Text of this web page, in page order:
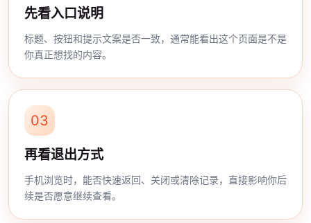
先看入口说明
标题、按钮和提示文案是否一致，通常能看出这个页面是不是
你真正想找的内容。
03
再看退出方式
手机浏览时，能否快速返回、关闭或清除记录，直接影响你后
续是否愿意继续查看。